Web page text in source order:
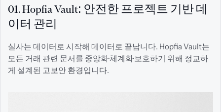
01. Hopfia Vault: 안전한 프로젝트 기반 데
이터 관리
실사는 데이터로 시작해 데이터로 끝납니다. Hopfia Vault는
모든 거래 관련 문서를 중앙화·체계화·보호하기 위해 정교하
게 설계된 고보안 환경입니다.